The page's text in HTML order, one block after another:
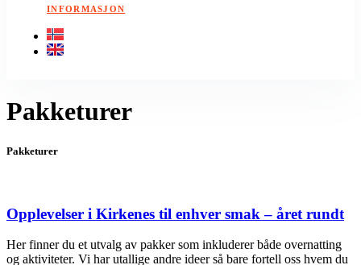
INFORMASJON
Pakketurer
Pakketurer
Opplevelser i Kirkenes til enhver smak – året rundt
Her finner du et utvalg av pakker som inkluderer både overnatting
og aktiviteter. Vi har utallige andre ideer så bare fortell oss hvem du